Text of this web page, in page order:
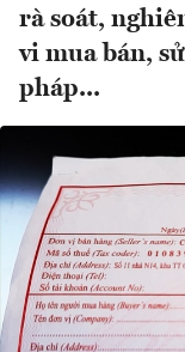
rà soát,
vi mua bán,
pháp...